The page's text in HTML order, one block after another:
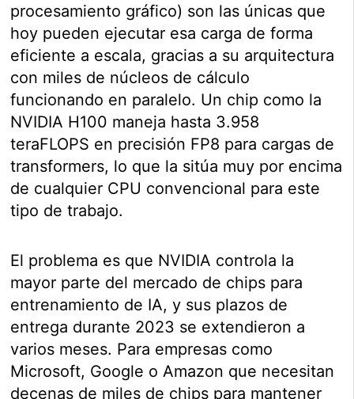
procesamiento gráfico) son las únicas que
hoy pueden ejecutar esa carga de forma
eficiente a escala, gracias a su arquitectura
con miles de núcleos de cálculo
funcionando en paralelo. Un chip como la
NVIDIA H100 maneja hasta 3.958
teraFLOPS en precisión FP8 para cargas de
transformers, lo que la sitúa muy por encima
de cualquier CPU convencional para este
tipo de trabajo.
El problema es que NVIDIA controla la
mayor parte del mercado de chips para
entrenamiento de IA, y sus plazos de
entrega durante 2023 se extendieron a
varios meses. Para empresas como
Microsoft, Google o Amazon que necesitan
decenas de miles de chips para mantener